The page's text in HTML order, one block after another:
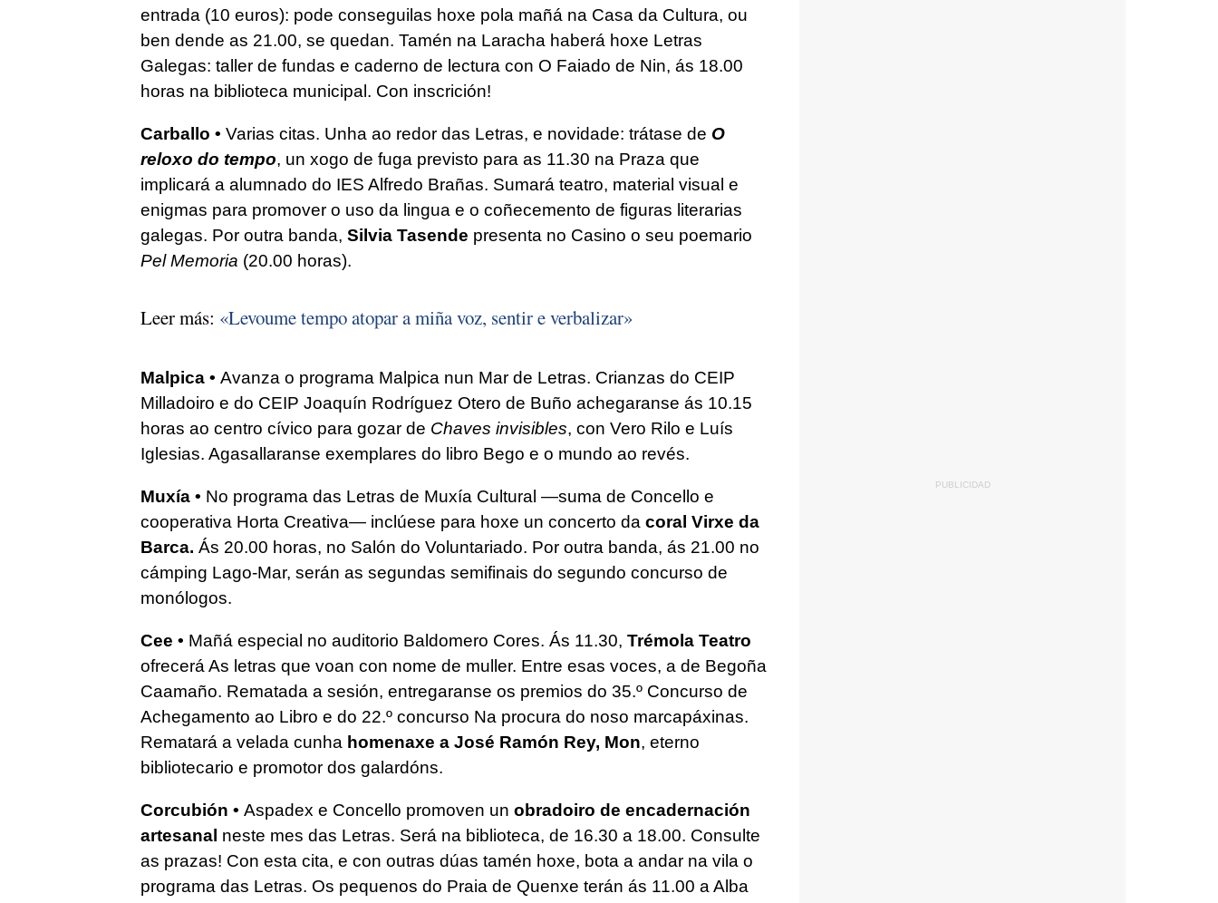
entrada (10 euros): pode conseguilas hoxe pola mañá na Casa da Cultura, ou
ben dende as 21.00, se quedan. Tamén na Laracha haberá hoxe Letras
Galegas: taller de fundas e caderno de lectura con O Faiado de Nin, ás 18.00
horas na biblioteca municipal. Con inscrición!
Carballo • Varias citas. Unha ao redor das Letras, e novidade: trátase de O
reloxo do tempo, un xogo de fuga previsto para as 11.30 na Praza que
implicará a alumnado do IES Alfredo Brañas. Sumará teatro, material visual e
enigmas para promover o uso da lingua e o coñecemento de figuras literarias
galegas. Por outra banda, Silvia Tasende presenta no Casino o seu poemario
Pel Memoria (20.00 horas).
Leer más: «Levoume tempo atopar a miña voz, sentir e verbalizar»
Malpica • Avanza o programa Malpica nun Mar de Letras. Crianzas do CEIP
Milladoiro e do CEIP Joaquín Rodríguez Otero de Buño achegaranse ás 10.15
horas ao centro cívico para gozar de Chaves invisibles, con Vero Rilo e Luís
Iglesias. Agasallaranse exemplares do libro Bego e o mundo ao revés.
Muxía • No programa das Letras de Muxía Cultural —suma de Concello e
cooperativa Horta Creativa— inclúese para hoxe un concerto da coral Virxe da
Barca. Ás 20.00 horas, no Salón do Voluntariado. Por outra banda, ás 21.00 no
cámping Lago-Mar, serán as segundas semifinais do segundo concurso de
monólogos.
Cee • Mañá especial no auditorio Baldomero Cores. Ás 11.30, Trémola Teatro
ofrecerá As letras que voan con nome de muller. Entre esas voces, a de Begoña
Caamaño. Rematada a sesión, entregaranse os premios do 35.º Concurso de
Achegamento ao Libro e do 22.º concurso Na procura do noso marcapáxinas.
Rematará a velada cunha homenaxe a José Ramón Rey, Mon, eterno
bibliotecario e promotor dos galardóns.
Corcubión • Aspadex e Concello promoven un obradoiro de encadernación
artesanal neste mes das Letras. Será na biblioteca, de 16.30 a 18.00. Consulte
as prazas! Con esta cita, e con outras dúas tamén hoxe, bota a andar na vila o
programa das Letras. Os pequenos do Praia de Quenxe terán ás 11.00 a Alba